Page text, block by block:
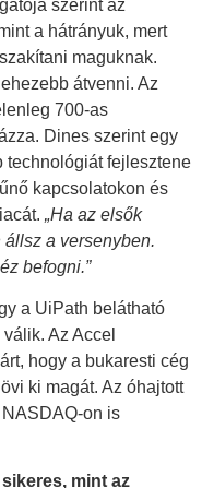
szerint az
a hátrányuk, mert
maguknak.
átvenni. Az
700-as
Dines szerint egy
technológiát fejlesztene
kapcsolatokon és
„Ha az elsők
a versenyben.
befogni.”
a UiPath belátható
Az Accel
hogy a bukaresti cég
ki magát. Az óhajtott
on is
mint az